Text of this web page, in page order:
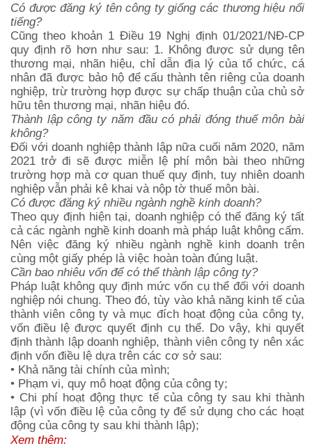
Có được đăng ký tên công ty giống các thương hiệu nổi
tiếng?
Cũng theo khoản 1 Điều 19 Nghị định 01/2021/NĐ-CP
quy định rõ hơn như sau: 1. Không được sử dụng tên
thương mại, nhãn hiệu, chỉ dẫn địa lý của tổ chức, cá
nhân đã được bảo hộ để cấu thành tên riêng của doanh
nghiệp, trừ trường hợp được sự chấp thuận của chủ sở
hữu tên thương mại, nhãn hiệu đó.
Thành lập công ty năm đầu có phải đóng thuế môn bài
không?
Đối với doanh nghiệp thành lập nữa cuối năm 2020, năm
2021 trở đi sẽ được miễn lệ phí môn bài theo những
trường hợp mà cơ quan thuế quy định, tuy nhiên doanh
nghiệp vẫn phải kê khai và nộp tờ thuế môn bài.
Có được đăng ký nhiều ngành nghề kinh doanh?
Theo quy định hiện tại, doanh nghiệp có thể đăng ký tất
cả các ngành nghề kinh doanh mà pháp luật không cấm.
Nên việc đăng ký nhiều ngành nghề kinh doanh trên
cùng một giấy phép là việc hoàn toàn đúng luật.
Cần bao nhiêu vốn để có thể thành lập công ty?
Pháp luật không quy định mức vốn cụ thể đối với doanh
nghiệp nói chung. Theo đó, tùy vào khả năng kinh tế của
thành viên công ty và mục đích hoạt động của công ty,
vốn điều lệ được quyết định cụ thể. Do vậy, khi quyết
định thành lập doanh nghiệp, thành viên công ty nên xác
định vốn điều lệ dựa trên các cơ sở sau:
• Khả năng tài chính của mình;
• Phạm vi, quy mô hoạt động của công ty;
• Chi phí hoạt động thực tế của công ty sau khi thành
lập (vì vốn điều lệ của công ty để sử dụng cho các hoạt
động của công ty sau khi thành lập);
Xem thêm: